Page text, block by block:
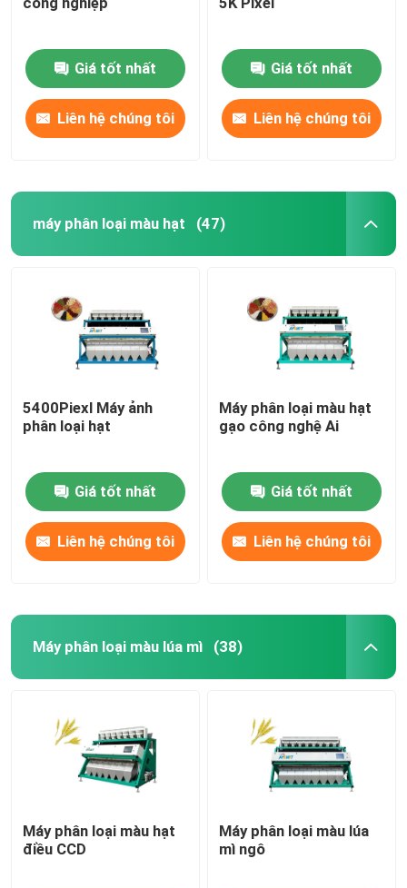
Giá tốt nhất
Liên hệ chúng tôi
Giá tốt nhất
Liên hệ chúng tôi
máy phân loại màu hạt (47)
5400Piexl Máy ảnh
phân loại hạt
Giá tốt nhất
Liên hệ chúng tôi
Máy phân loại màu hạt
gạo công nghệ Ai
Giá tốt nhất
Liên hệ chúng tôi
Máy phân loại màu lúa mì (38)
Máy phân loại màu hạt
điều CCD
Máy phân loại màu lúa
mì ngô